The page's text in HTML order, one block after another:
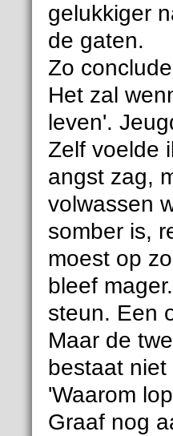
gelukkiger
de gaten.
Zo
Het zal
leven'.
Zelf voelde
angst zag,
volwassen
somber is,
moest op
bleef
steun. Een
Maar de
bestaat
'Waarom
Graaf nog